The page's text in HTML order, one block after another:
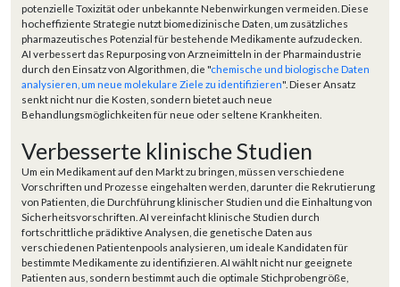
potenzielle Toxizität oder unbekannte Nebenwirkungen vermeiden. Diese
hocheffiziente Strategie nutzt biomedizinische Daten, um zusätzliches
pharmazeutisches Potenzial für bestehende Medikamente aufzudecken.
AI verbessert das Repurposing von Arzneimitteln in der Pharmaindustrie
durch den Einsatz von Algorithmen, die "chemische und biologische Daten
analysieren, um neue molekulare Ziele zu identifizieren". Dieser Ansatz
senkt nicht nur die Kosten, sondern bietet auch neue
Behandlungsmöglichkeiten für neue oder seltene Krankheiten.
Verbesserte klinische Studien
Um ein Medikament auf den Markt zu bringen, müssen verschiedene
Vorschriften und Prozesse eingehalten werden, darunter die Rekrutierung
von Patienten, die Durchführung klinischer Studien und die Einhaltung von
Sicherheitsvorschriften. AI vereinfacht klinische Studien durch
fortschrittliche prädiktive Analysen, die genetische Daten aus
verschiedenen Patientenpools analysieren, um ideale Kandidaten für
bestimmte Medikamente zu identifizieren. AI wählt nicht nur geeignete
Patienten aus, sondern bestimmt auch die optimale Stichprobengröße,